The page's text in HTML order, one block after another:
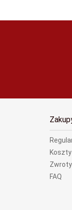
Koszty
FAQ